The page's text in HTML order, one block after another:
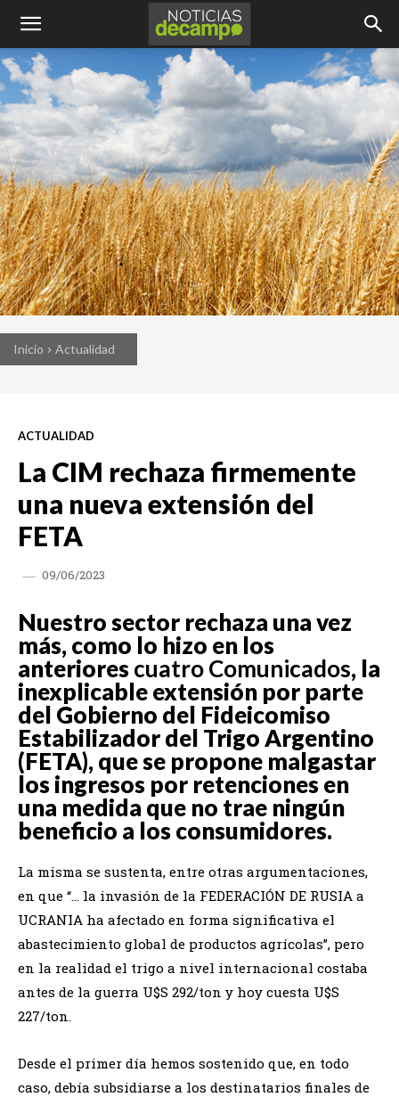
Inicio Actualidad
ACTUALIDAD
La CIM rechaza firmemente
una nueva extensión del
FETA
09/06/2023
Nuestro sector rechaza una vez
más, como lo hizo en los
anteriorescuatro Comunicados, la
inexplicable extensión por parte
del Gobierno del Fideicomiso
Estabilizador del Trigo Argentino
(FETA), que se propone malgastar
los ingresos por retenciones en
una medida que no trae ningún
beneficio a los consumidores.
La misma se sustenta, entre otras argumentaciones,
en que “… la invasión de la FEDERACIÓN DE RUSIA a
UCRANIA ha afectado en forma significativa el
abastecimiento global de productos agrícolas”, pero
en la realidad el trigo a nivel internacional costaba
antes de la guerra U$S 292/ton y hoy cuesta U$S
227/ton.
Desde el primer día hemos sostenido que, en todo
caso, debía subsidiarse a los destinatarios finales de